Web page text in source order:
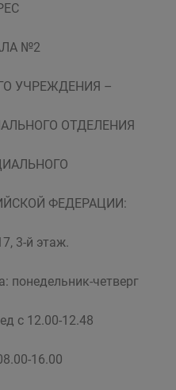
№2
УЧРЕЖДЕНИЯ –
ОТДЕЛЕНИЯ
ФЕДЕРАЦИИ:
3-й этаж.
понедельник-четверг
с 12.00-12.48
16.00